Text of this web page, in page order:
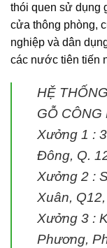
thói quen sử dụng
cửa thông phòng,
nghiệp và dân
các nước tiên tiến
HỆ
GỖ CÔNG
Xưởng 1 :
Đông, Q.
Xưởng 2 :
Xuân,
Xưởng 3 :
Phương,